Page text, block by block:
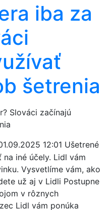
iba za
šetrenia
12:01 Ušetrené
iné účely. Lidl vám
Vysvetlíme vám, ako
už aj v Lidli Postupne
v rôznych
Lidl vám ponúka